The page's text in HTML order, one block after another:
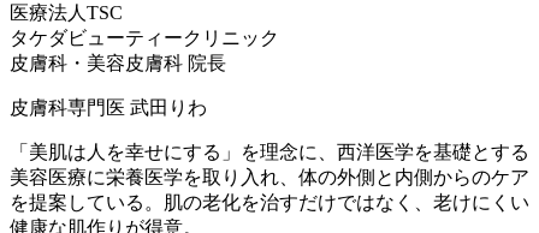
医療法人TSC
タケダビューティークリニック
皮膚科・美容皮膚科 院長
皮膚科専門医 武田りわ
「美肌は人を幸せにする」を理念に、西洋医学を基礎とする
美容医療に栄養医学を取り入れ、体の外側と内側からのケア
を提案している。肌の老化を治すだけではなく、老けにくい
健康な肌作りが得意。